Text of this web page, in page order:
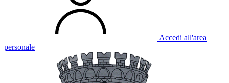
Accedi all'area
personale